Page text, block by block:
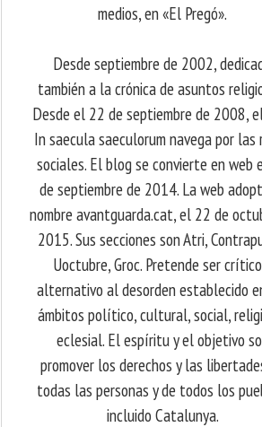
medios, en «El Pregó».
Desde septiembre de 2002,
también a la crónica de asuntos
Desde el 22 de septiembre de 2008,
In saecula saeculorum navega por las
sociales. El blog se convierte en web
de septiembre de 2014. La web
nombre avantguarda.cat, el 22 de
2015. Sus secciones son Atri,
Uoctubre, Groc. Pretende ser
alternativo al desorden establecido
ámbitos político, cultural, social,
eclesial. El espíritu y el objetivo
promover los derechos y las
todas las personas y de todos los
incluido Catalunya.